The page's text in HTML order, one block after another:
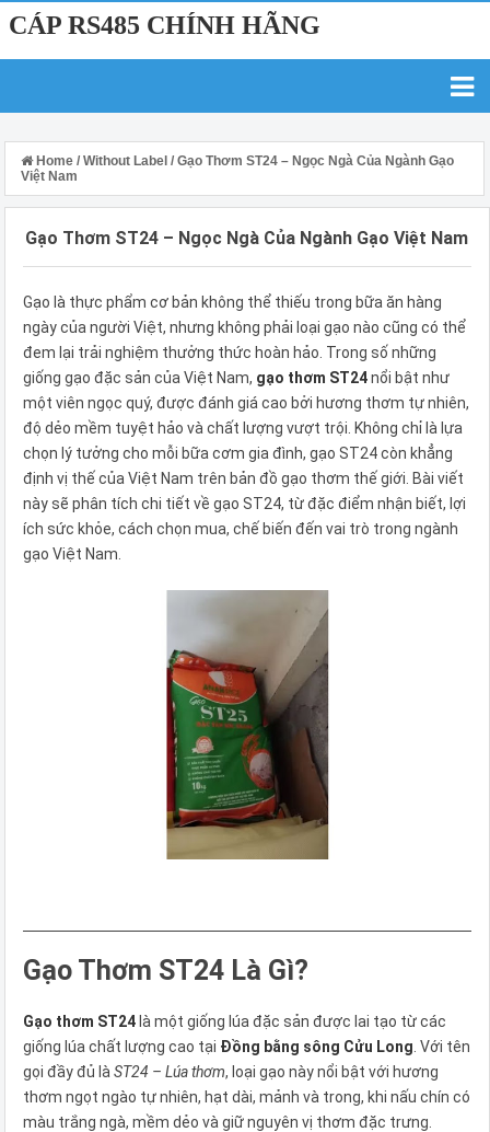
CÁP RS485 CHÍNH HÃNG
Home / Without Label / Gạo Thơm ST24 – Ngọc Ngà Của Ngành Gạo
Việt Nam
Gạo Thơm ST24 – Ngọc Ngà Của Ngành Gạo Việt Nam
Gạo là thực phẩm cơ bản không thể thiếu trong bữa ăn hàng
ngày của người Việt, nhưng không phải loại gạo nào cũng có thể
đem lại trải nghiệm thưởng thức hoàn hảo. Trong số những
giống gạo đặc sản của Việt Nam, gạo thơm ST24nổi bật như
một viên ngọc quý, được đánh giá cao bởi hương thơm tự nhiên,
độ dẻo mềm tuyệt hảo và chất lượng vượt trội. Không chỉ là lựa
chọn lý tưởng cho mỗi bữa cơm gia đình, gạo ST24 còn khẳng
định vị thế của Việt Nam trên bản đồ gạo thơm thế giới. Bài viết
này sẽ phân tích chi tiết về gạo ST24, từ đặc điểm nhận biết, lợi
ích sức khỏe, cách chọn mua, chế biến đến vai trò trong ngành
gạo Việt Nam.
Gạo Thơm ST24 Là Gì?
Gạo thơm ST24là một giống lúa đặc sản được lai tạo từ các
giống lúa chất lượng cao tại Đồng bằng sông Cửu Long . Với tên
gọi đầy đủ là ST24 – Lúa thơm, loại gạo này nổi bật với hương
thơm ngọt ngào tự nhiên, hạt dài, mảnh và trong, khi nấu chín có
màu trắng ngà, mềm dẻo và giữ nguyên vị thơm đặc trưng.